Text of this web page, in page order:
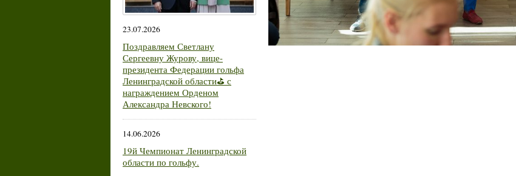
23.07.2026
Поздравляем Светлану
Сергеевну Журову, вице-
президента Федерации гольфа
Ленинградской области⛳ с
награждением Орденом
Александра Невского!
14.06.2026
19й Чемпионат Ленинградской
области по гольфу.